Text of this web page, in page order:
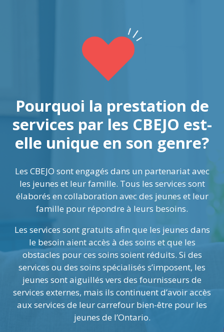
Pourquoi la prestation de
services par les CBEJO est-
elle unique en son genre?
Les CBEJO sont engagés dans un partenariat avec
les jeunes et leur famille. Tous les services sont
élaborés en collaboration avec des jeunes et leur
famille pour répondre à leurs besoins.
Les services sont gratuits afin que les jeunes dans
le besoin aient accès à des soins et que les
obstacles pour ces soins soient réduits. Si des
services ou des soins spécialisés s’imposent, les
jeunes sont aiguillés vers des fournisseurs de
services externes, mais ils continuent d’avoir accès
aux services de leur carrefour bien-être pour les
jeunes de l’Ontario.